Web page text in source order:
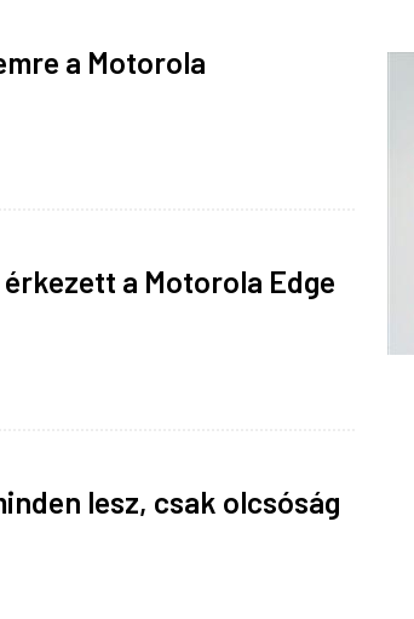
a Motorola
a Motorola Edge
lesz, csak olcsóság